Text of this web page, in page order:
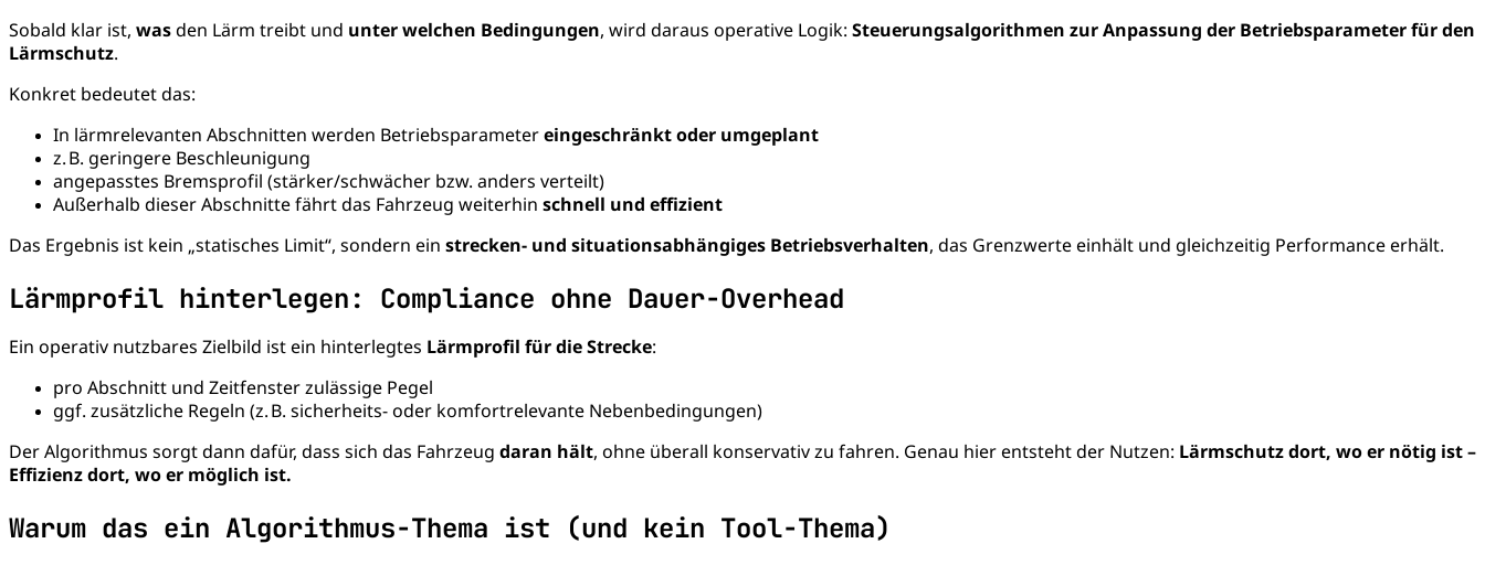
Sobald klar ist, wasden Lärm treibt und unter welchen Bedingungen, wird daraus operative Logik: Steuerungsalgorithmen zur Anpassung der Betriebsparameter für den
Lärmschutz.
Konkret bedeutet das:
In lärmrelevanten Abschnitten werden Betriebsparametereingeschränkt oder umgeplant
z. B. geringere Beschleunigung
angepasstes Bremsprofil (stärker/schwächer bzw. anders verteilt)
Außerhalb dieser Abschnitte fährt das Fahrzeug weiterhin schnell und effizient
Das Ergebnis ist kein „statisches Limit“, sondern ein strecken- und situationsabhängiges Betriebsverhalten, das Grenzwerte einhält und gleichzeitig Performance erhält.
Lärmprofil hinterlegen: Compliance ohne Dauer-Overhead
Ein operativ nutzbares Zielbild ist ein hinterlegtes Lärmprofil für die Strecke:
pro Abschnitt und Zeitfenster zulässige Pegel
ggf. zusätzliche Regeln (z. B. sicherheits- oder komfortrelevante Nebenbedingungen)
Der Algorithmus sorgt dann dafür, dass sich das Fahrzeug daran hält, ohne überall konservativ zu fahren. Genau hier entsteht der Nutzen: Lärmschutz dort, wo er nötig ist –
Effizienz dort, wo er möglich ist.
Warum das ein Algorithmus-Thema ist (und kein Tool-Thema)